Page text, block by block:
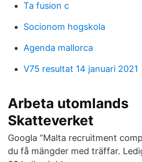
Ta fusion c
Socionom hogskola
Agenda mallorca
V75 resultat 14 januari 2021
Arbeta utomlands
Skatteverket
Googla “Malta recruitment
du få mängder med träffar.